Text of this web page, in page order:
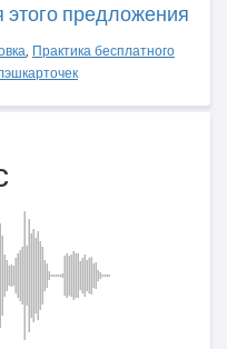
этого предложения
, Практика бесплатного